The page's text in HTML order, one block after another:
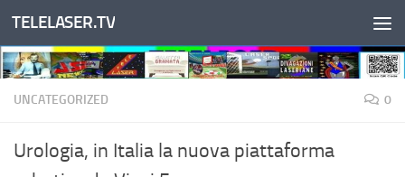
Salta al contenuto
TELELASER.TV
UNCATEGORIZED 0
Urologia, in Italia la nuova piattaforma